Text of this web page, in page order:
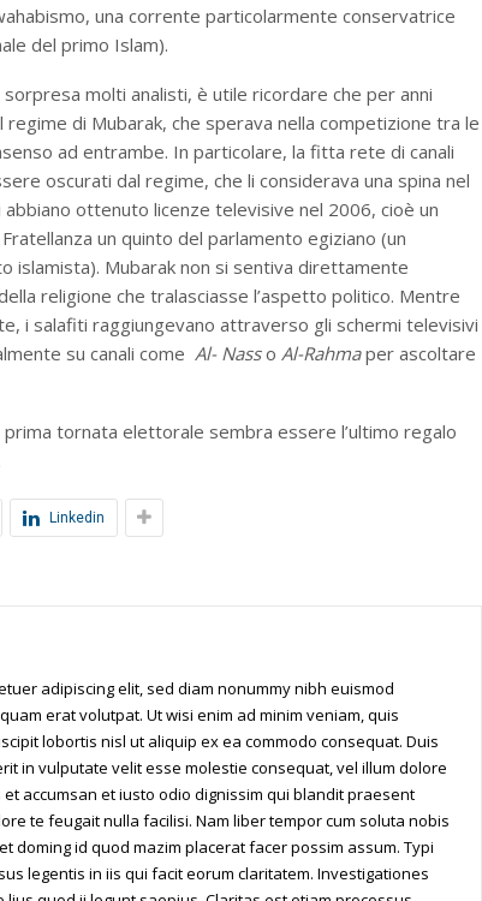
una corrente particolarmente conservatrice
del primo Islam).
molti analisti, è utile ricordare che per anni
di Mubarak, che sperava nella competizione tra le
ad entrambe. In particolare, la fitta rete di canali
oscurati dal regime, che li considerava una spina nel
ottenuto licenze televisive nel 2006, cioè un
un quinto del parlamento egiziano (un
islamista). Mubarak non si sentiva direttamente
religione che tralasciasse l’aspetto politico. Mentre
i salafiti raggiungevano attraverso gli schermi televisivi
su canali come Al- Nasso Al-Rahmaper ascoltare
tornata elettorale sembra essere l’ultimo regalo
Linkedin
adipiscing elit, sed diam nonummy nibh euismod
erat volutpat. Ut wisi enim ad minim veniam, quis
lobortis nisl ut aliquip ex ea commodo consequat. Duis
in vulputate velit esse molestie consequat, vel illum dolore
accumsan et iusto odio dignissim qui blandit praesent
te feugait nulla facilisi. Nam liber tempor cum soluta nobis
doming id quod mazim placerat facer possim assum. Typi
legentis in iis qui facit eorum claritatem. Investigationes